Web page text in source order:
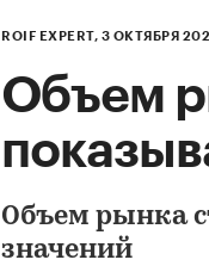
ROIF EXPERT, 3 ОКТЯБРЯ
Объем
Объем рынка
значений